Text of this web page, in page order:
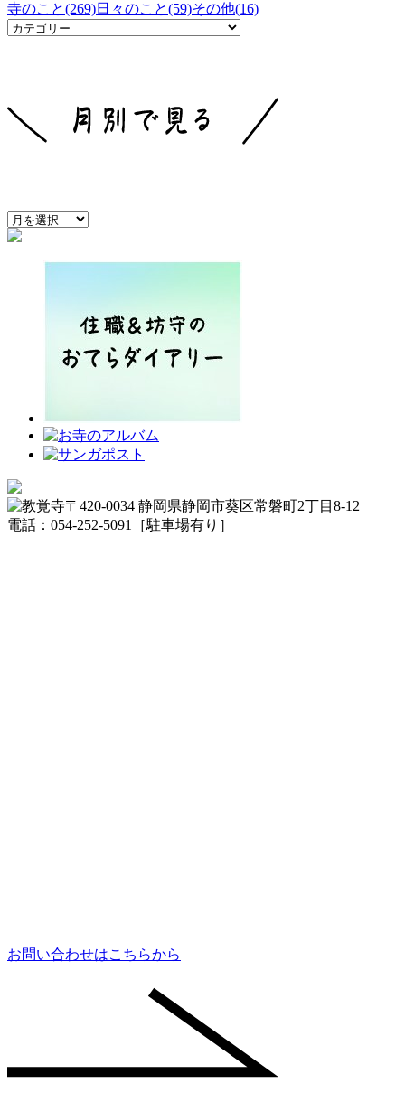
寺のこと(269)日々のこと(59)その他(16)
〒420-0034 静岡県静岡市葵区常磐町2丁目8-12
電話：054-252-5091［駐車場有り］
お問い合わせはこちらから